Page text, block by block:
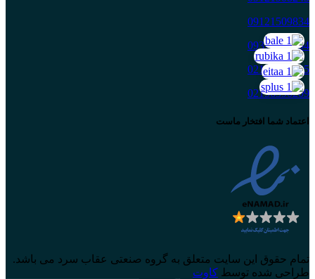
09121509834
09371509834
02156390205
02156390209
اعتماد شما افتخار ماست
تمام حقوق این سایت متعلق به گروه صنعتی عقاب سرد می باشد.
طراحی شده توسط کاوت